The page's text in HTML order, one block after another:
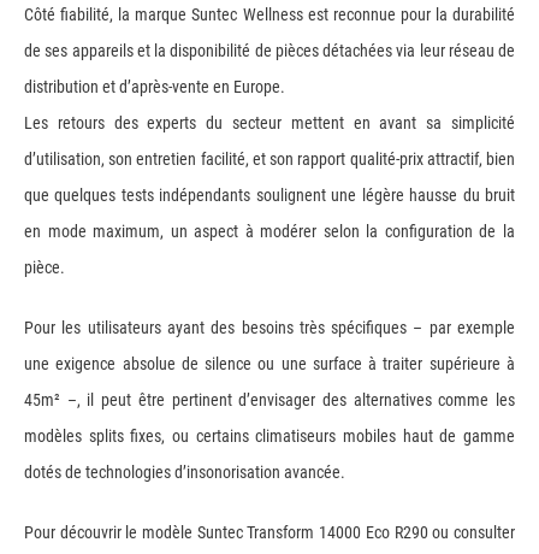
Côté fiabilité, la marque Suntec Wellness est reconnue pour la durabilité
de ses appareils et la disponibilité de pièces détachées via leur réseau de
distribution et d’après-vente en Europe.
Les retours des experts du secteur mettent en avant sa simplicité
d’utilisation, son entretien facilité, et son rapport qualité-prix attractif, bien
que quelques tests indépendants soulignent une légère hausse du bruit
en mode maximum, un aspect à modérer selon la configuration de la
pièce.
Pour les utilisateurs ayant des besoins très spécifiques – par exemple
une exigence absolue de silence ou une surface à traiter supérieure à
45m² –, il peut être pertinent d’envisager des alternatives comme les
modèles splits fixes, ou certains climatiseurs mobiles haut de gamme
dotés de technologies d’insonorisation avancée.
Pour découvrir le modèle Suntec Transform 14000 Eco R290 ou consulter